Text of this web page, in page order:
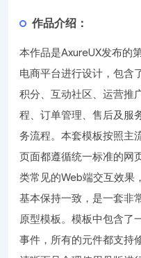
作品介绍：
本作品是AxureUX发布的
电商平台进行设计，包含
积分、互动社区、运营推
程、订单管理、售后及服
务流程。本套模板按照主
页面都遵循统一标准的网
类常见的Web端交互效果
基本保持一致，是一套非
原型模板。模板中包含了
事件，所有的元件都支持